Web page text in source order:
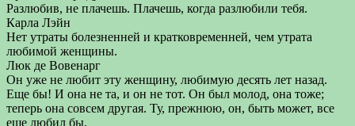
Разлюбив, не плачешь. Плачешь, когда разлюбили тебя.
Карла Лэйн
Нет утраты болезненней и кратковременней, чем утрата
любимой женщины.
Люк де Вовенарг
Он уже не любит эту женщину, любимую десять лет назад.
Еще бы! И она не та, и он не тот. Он был молод, она тоже;
теперь она совсем другая. Ту, прежнюю, он, быть может, все
еще любил бы.